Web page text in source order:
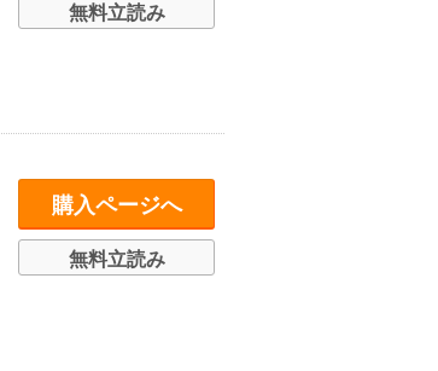
無料立読み
購入ページへ
無料立読み